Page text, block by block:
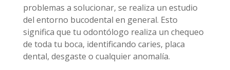
problemas a solucionar, se realiza un estudio
del entorno bucodental en general. Esto
significa que tu odontólogo realiza un chequeo
de toda tu boca, identificando caries, placa
dental, desgaste o cualquier anomalía.